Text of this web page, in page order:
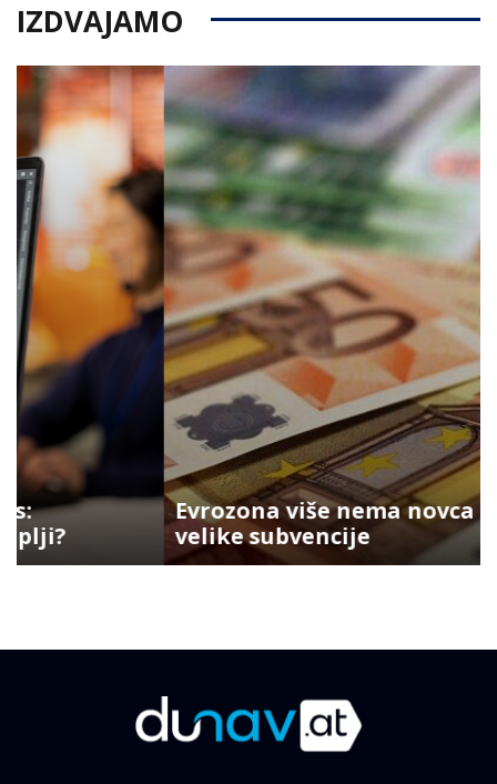
IZDVAJAMO
Evrozona više nema novca za
velike subvencije